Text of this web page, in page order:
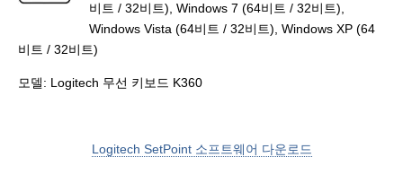
비트 / 32비트), Windows 7 (64비트 / 32비트),
Windows Vista (64비트 / 32비트), Windows XP (64
비트 / 32비트)
모델: Logitech 무선 키보드 K360
Logitech SetPoint 소프트웨어 다운로드